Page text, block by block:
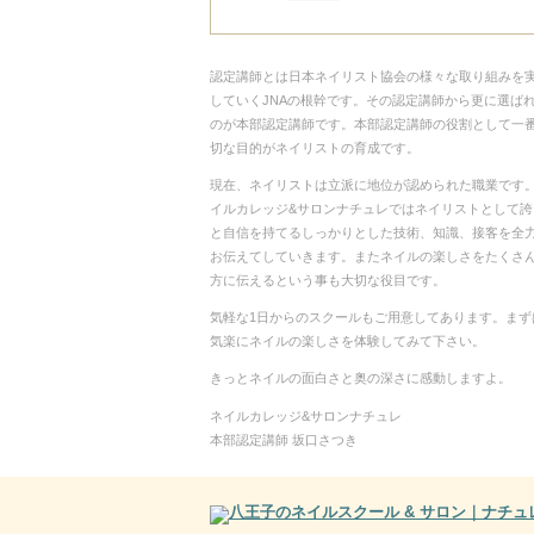
認定講師とは日本ネイリスト協会の様々な取り組みを
していくJNAの根幹です。その認定講師から更に選ば
のが本部認定講師です。本部認定講師の役割として一
切な目的がネイリストの育成です。
現在、ネイリストは立派に地位が認められた職業です
イルカレッジ&サロンナチュレではネイリストとして誇
と自信を持てるしっかりとした技術、知識、接客を全
お伝えてしていきます。またネイルの楽しさをたくさ
方に伝えるという事も大切な役目です。
気軽な1日からのスクールもご用意してあります。まず
気楽にネイルの楽しさを体験してみて下さい。
きっとネイルの面白さと奥の深さに感動しますよ。
ネイルカレッジ&サロンナチュレ
本部認定講師 坂口さつき